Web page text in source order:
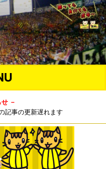
－
記事の更新遅れます